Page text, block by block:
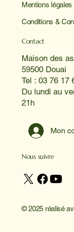
Mentions légales
Conditions &
Contact
Maison des
59500 Douai
Tel : 03 76 17
Du lundi au
21h
Mon
Nous suivre
© 2025 réalisé